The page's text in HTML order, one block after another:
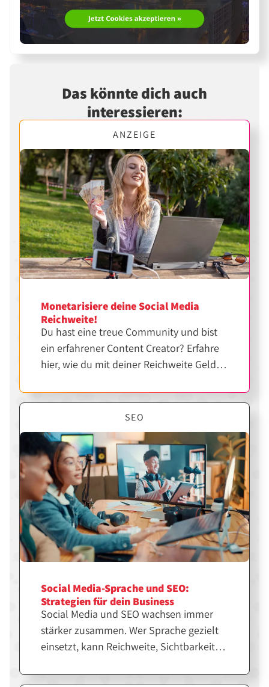
Das könnte dich auch
interessieren:
ANZEIGE
Monetarisiere deine Social Media
Reichweite!
Du hast eine treue Community und bist
ein erfahrener Content Creator? Erfahre
hier, wie du mit deiner Reichweite Geld
SEO
Social Media-Sprache und SEO:
Strategien für dein Business
Social Media und SEO wachsen immer
stärker zusammen. Wer Sprache gezielt
einsetzt, kann Reichweite, Sichtbarkeit
Erfahre, wie du beides strategisch